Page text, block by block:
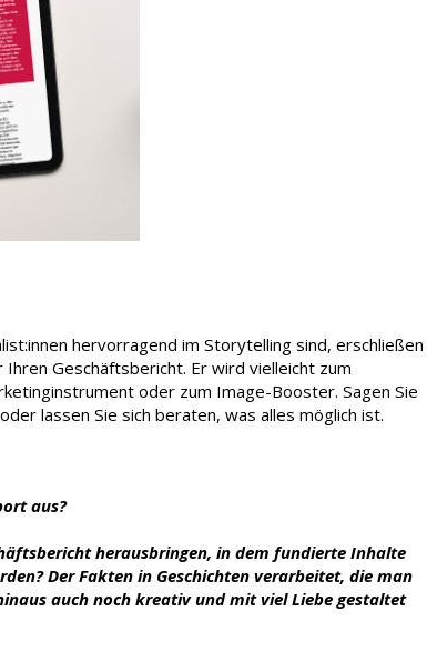
hervorragend im Storytelling sind, erschließen
Geschäftsbericht. Er wird vielleicht zum
oder zum Image-Booster. Sagen Sie
lassen Sie sich beraten, was alles möglich ist.
aus?
herausbringen, in dem fundierte Inhalte
Der Fakten in Geschichten verarbeitet, die man
auch noch kreativ und mit viel Liebe gestaltet